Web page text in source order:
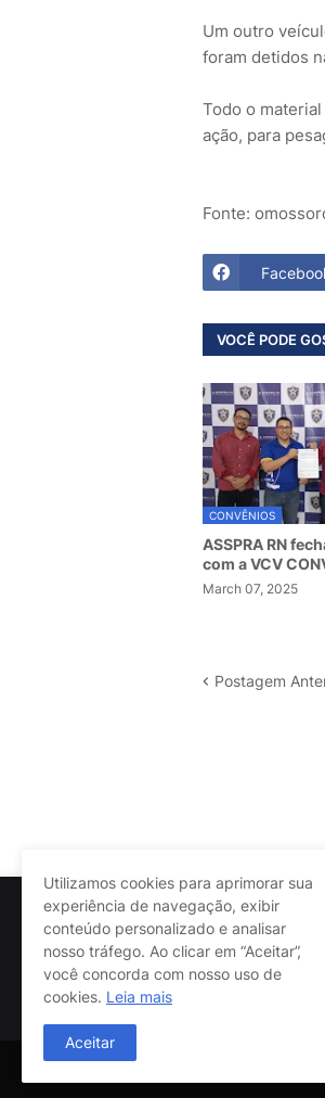
Um outro
foram detidos
Todo o
ação, para
Fonte:
VOCÊ PODE
CONVÊNIOS
ASSPRA RN
com a VCV
March 07, 2025
Postagem
@ASSPRA RN
Utilizamos cookies para aprimorar sua
experiência de navegação, exibir
conteúdo personalizado e analisar
nosso tráfego. Ao clicar em “Aceitar”,
você concorda com nosso uso de
cookies. Leia mais
Aceitar